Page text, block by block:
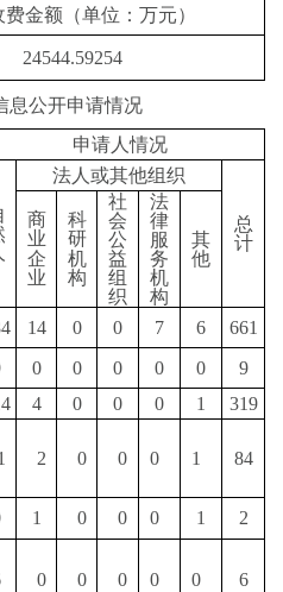
金额（单位：万元）
24544.59254
息公开申请情况
申请人情况
法人或其他组织
总
计
商
业
企
业
科
研
机
构
社
会
公
益
组
织
法
律
服
务
机
构
其
他
14 0 0 7 6
661
0 0 0 0 0 9
4 0 0 0 1
319
2 0 0 0 1 84
1 0 0 0 1
2
0 0 0 0 0 6